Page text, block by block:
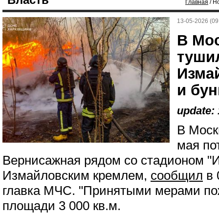
Главная /
13-05-2026
В
и
update:
В
мая
Вернисажная рядом со стадионом
Измайловским кремлем, сообщил в
главка МЧС. "Принятыми мерами
площади 3 000 кв.м.